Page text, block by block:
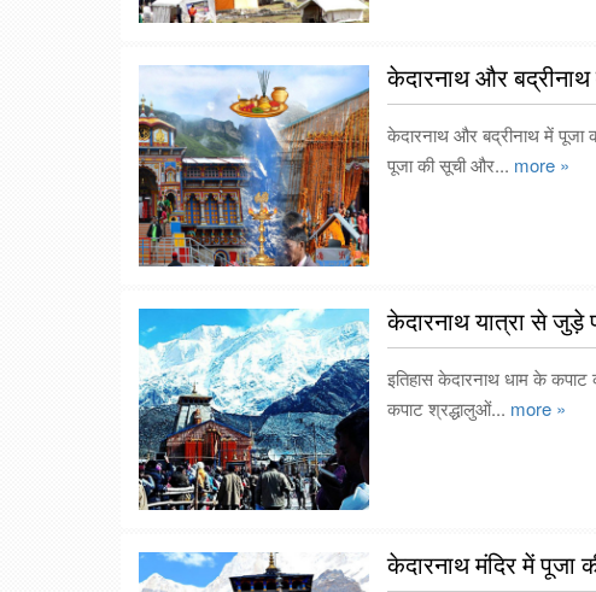
केदारनाथ और
केदारनाथ और बद्रीनाथ में पूजा
पूजा की सूची और... more »
केदारनाथ यात्रा से जुड़े
इतिहास केदारनाथ धाम के
कपाट श्रद्धालुओं... more »
केदारनाथ मंदिर में पूजा